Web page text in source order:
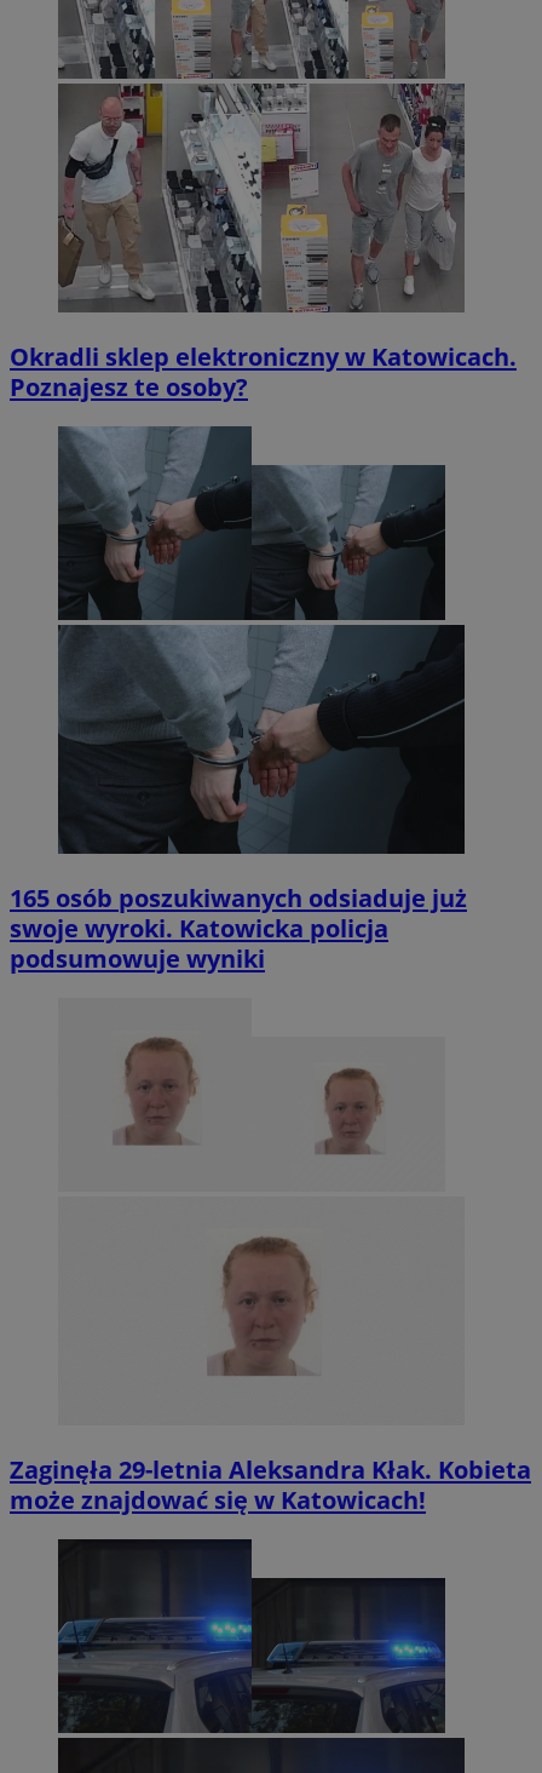
Okradli sklep elektroniczny w Katowicach.
Poznajesz te osoby?
165 osób poszukiwanych odsiaduje już
swoje wyroki. Katowicka policja
podsumowuje wyniki
Zaginęła 29-letnia Aleksandra Kłak. Kobieta
może znajdować się w Katowicach!